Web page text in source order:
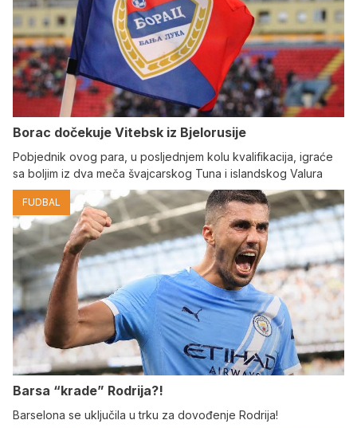
Borac dočekuje Vitebsk iz Bjelorusije
Pobjednik ovog para, u posljednjem kolu kvalifikacija, igraće
sa boljim iz dva meča švajcarskog Tuna i islandskog Valura
FUDBAL
Barsa “krade” Rodrija?!
Barselona se uključila u trku za dovođenje Rodrija!